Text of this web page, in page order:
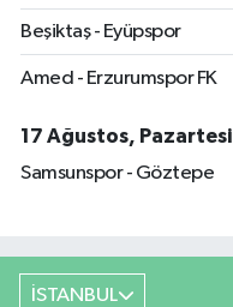
Beşiktaş - Eyüpspor
Amed - Erzurumspor FK
17 Ağustos, Pazartesi
Samsunspor - Göztepe
İSTANBUL